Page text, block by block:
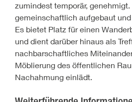
zumindest temporär,
gemeinschaftlich aufgebaut
Es bietet Platz für einen
und dient darüber hinaus als
nachbarschaftliches
Möblierung des öffentlichen
Nachahmung einlädt.